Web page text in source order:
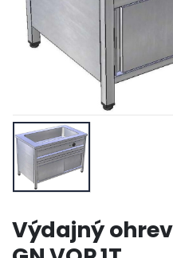
Výdajný